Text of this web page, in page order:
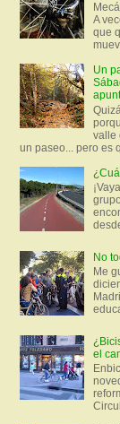
A
que
Un
valle
un paseo... pero es
No
Me
el